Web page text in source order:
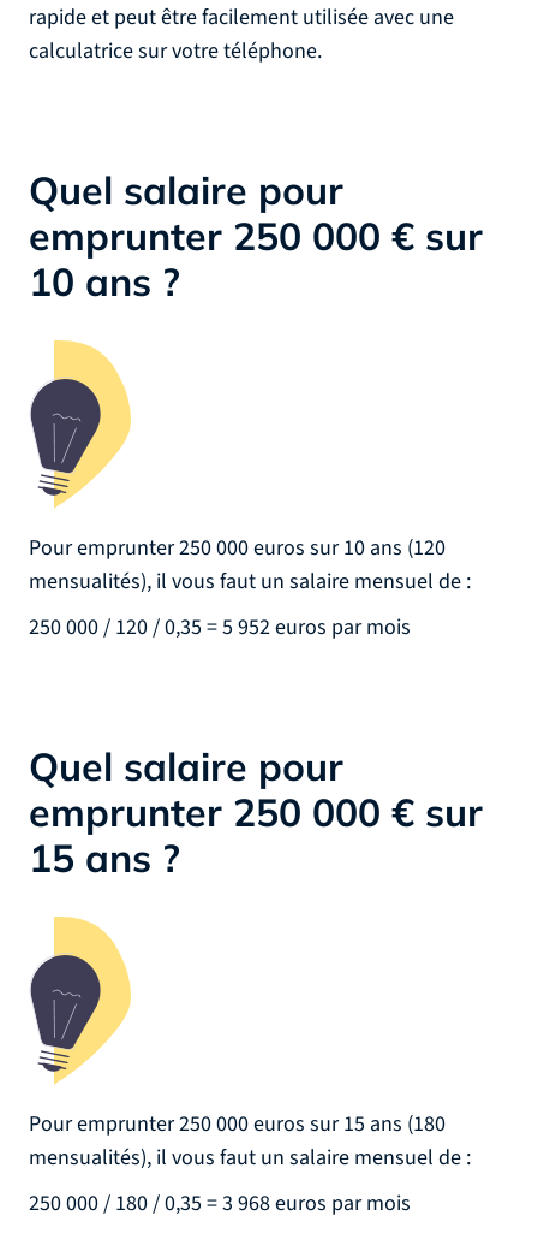
rapide et peut être facilement utilisée avec une
calculatrice sur votre téléphone.
Quel salaire pour
emprunter 250 000 € sur
10 ans ?
Pour emprunter 250 000 euros sur 10 ans (120
mensualités), il vous faut un salaire mensuel de :
250 000 / 120 / 0,35 = 5 952 euros par mois
Quel salaire pour
emprunter 250 000 € sur
15 ans ?
Pour emprunter 250 000 euros sur 15 ans (180
mensualités), il vous faut un salaire mensuel de :
250 000 / 180 / 0,35 = 3 968 euros par mois